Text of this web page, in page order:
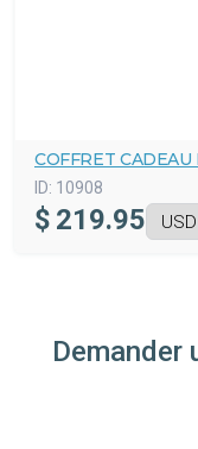
COFFRET
ID: 10908
$ 219.95
Demander